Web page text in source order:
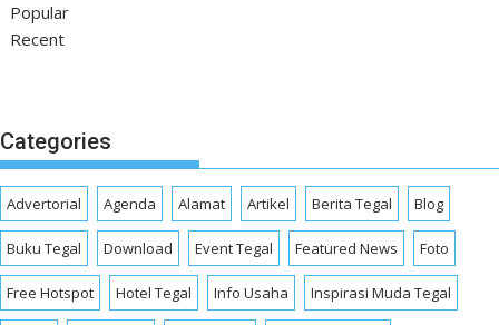
Popular
Recent
Categories
Advertorial Agenda Alamat Artikel Berita Tegal Blog
Buku Tegal Download Event Tegal Featured News Foto
Free Hotspot Hotel Tegal Info Usaha Inspirasi Muda Tegal